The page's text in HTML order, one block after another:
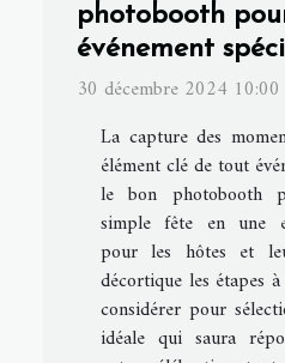
photobooth
événement
30 décembre 2024 10:00
La capture des
élément clé de tout
le bon photobooth
simple fête en une
pour les hôtes et
décortique les étapes
considérer pour
idéale qui saura